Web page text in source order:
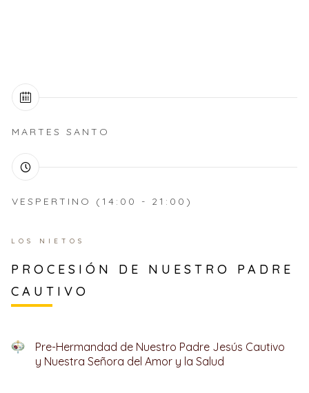
MARTES SANTO
VESPERTINO (14:00 - 21:00)
LOS NIETOS
PROCESIÓN DE NUESTRO PADRE
CAUTIVO
Pre-Hermandad de Nuestro Padre Jesús Cautivo
y Nuestra Señora del Amor y la Salud